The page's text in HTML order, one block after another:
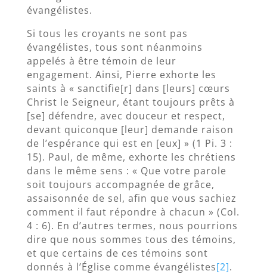
évangélistes.
Si tous les croyants ne sont pas
évangélistes, tous sont néanmoins
appelés à être témoin de leur
engagement. Ainsi, Pierre exhorte les
saints à « sanctifie[r] dans [leurs] cœurs
Christ le Seigneur, étant toujours prêts à
[se] défendre, avec douceur et respect,
devant quiconque [leur] demande raison
de l’espérance qui est en [eux] » (1 Pi. 3 :
15). Paul, de même, exhorte les chrétiens
dans le même sens : « Que votre parole
soit toujours accompagnée de grâce,
assaisonnée de sel, afin que vous sachiez
comment il faut répondre à chacun » (Col.
4 : 6). En d’autres termes, nous pourrions
dire que nous sommes tous des témoins,
et que certains de ces témoins sont
donnés à l’Église comme évangélistes[2].